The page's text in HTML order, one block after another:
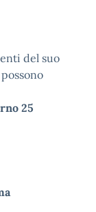
del suo
25